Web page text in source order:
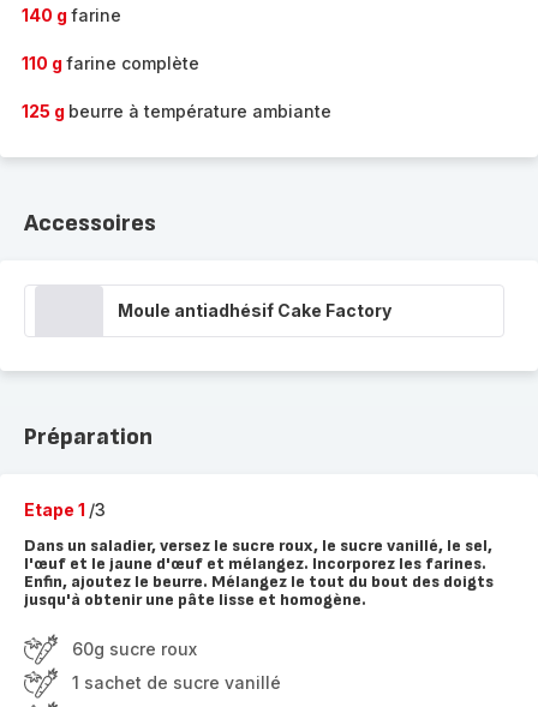
140 g farine
110 g farine complète
125 g beurre à température ambiante
Accessoires
Moule antiadhésif Cake Factory
Préparation
Etape 1 /3
Dans un saladier, versez le sucre roux, le sucre vanillé, le sel,
l'œuf et le jaune d'œuf et mélangez. Incorporez les farines.
Enfin, ajoutez le beurre. Mélangez le tout du bout des doigts
jusqu'à obtenir une pâte lisse et homogène.
60g sucre roux
1 sachet de sucre vanillé